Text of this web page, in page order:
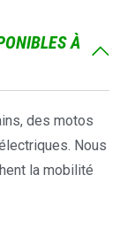
À
des motos
Nous
la mobilité